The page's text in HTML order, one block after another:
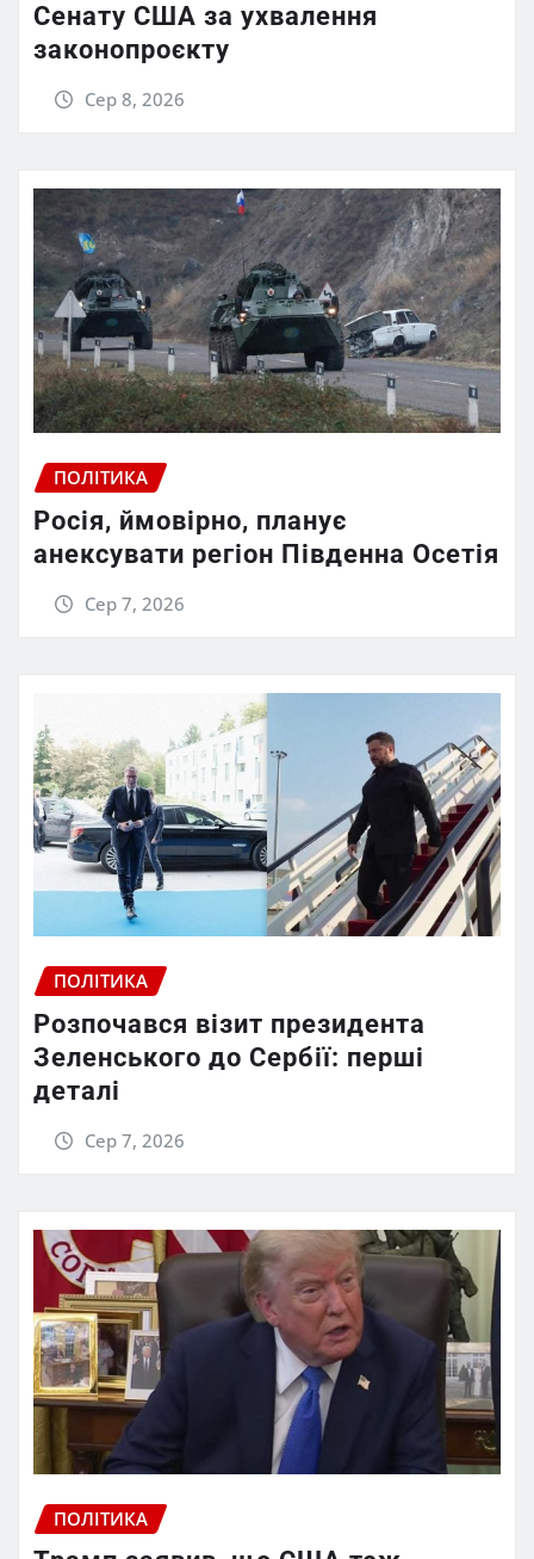
Сенату США за ухвалення
законопроєкту
Сер 8, 2026
ПОЛІТИКА
Росія, ймовірно, планує
анексувати регіон Південна Осетія
Сер 7, 2026
ПОЛІТИКА
Розпочався візит президента
Зеленського до Сербії: перші
деталі
Сер 7, 2026
ПОЛІТИКА